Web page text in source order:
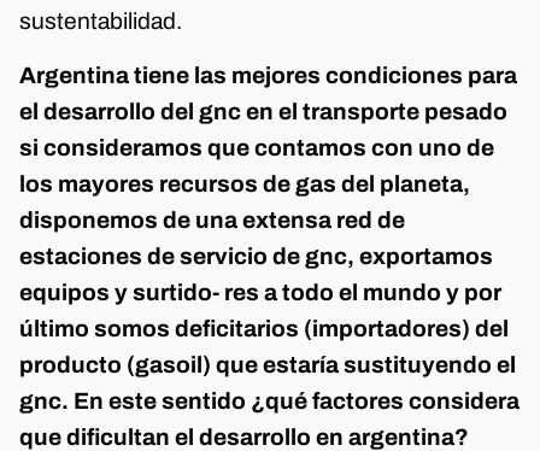
sustentabilidad.
Argentina tiene las mejores condiciones para
el desarrollo del gnc en el transporte pesado
si consideramos que contamos con uno de
los mayores recursos de gas del planeta,
disponemos de una extensa red de
estaciones de servicio de gnc, exportamos
equipos y surtido- res a todo el mundo y por
último somos deficitarios (importadores) del
producto (gasoil) que estaría sustituyendo el
gnc. En este sentido ¿qué factores considera
que dificultan el desarrollo en argentina?